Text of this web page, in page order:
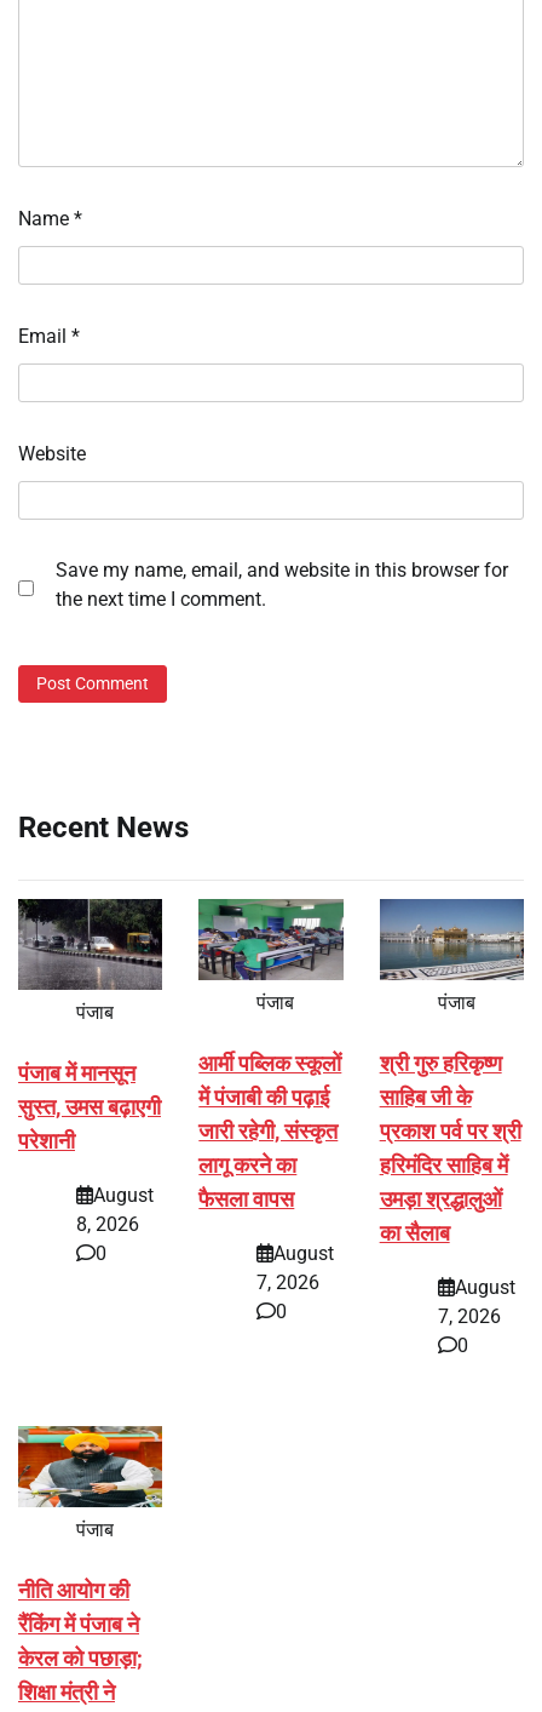
Name *
Email *
Website
Save my name, email, and website in this browser for
the next time I comment.
Recent News
पंजाब
पंजाब में मानसून
सुस्त, उमस बढ़ाएगी
परेशानी
August
8, 2026
0
पंजाब
आर्मी पब्लिक स्कूलों
में पंजाबी की पढ़ाई
जारी रहेगी, संस्कृत
लागू करने का
फैसला वापस
August
7, 2026
0
पंजाब
श्री गुरु हरिकृष्ण
साहिब जी के
प्रकाश पर्व पर श्री
हरिमंदिर साहिब में
उमड़ा श्रद्धालुओं
का सैलाब
August
7, 2026
0
पंजाब
नीति आयोग की
रैंकिंग में पंजाब ने
केरल को पछाड़ा;
शिक्षा मंत्री ने